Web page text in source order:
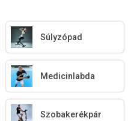
Súlyzópad
Medicinlabda
Szobakerékpár